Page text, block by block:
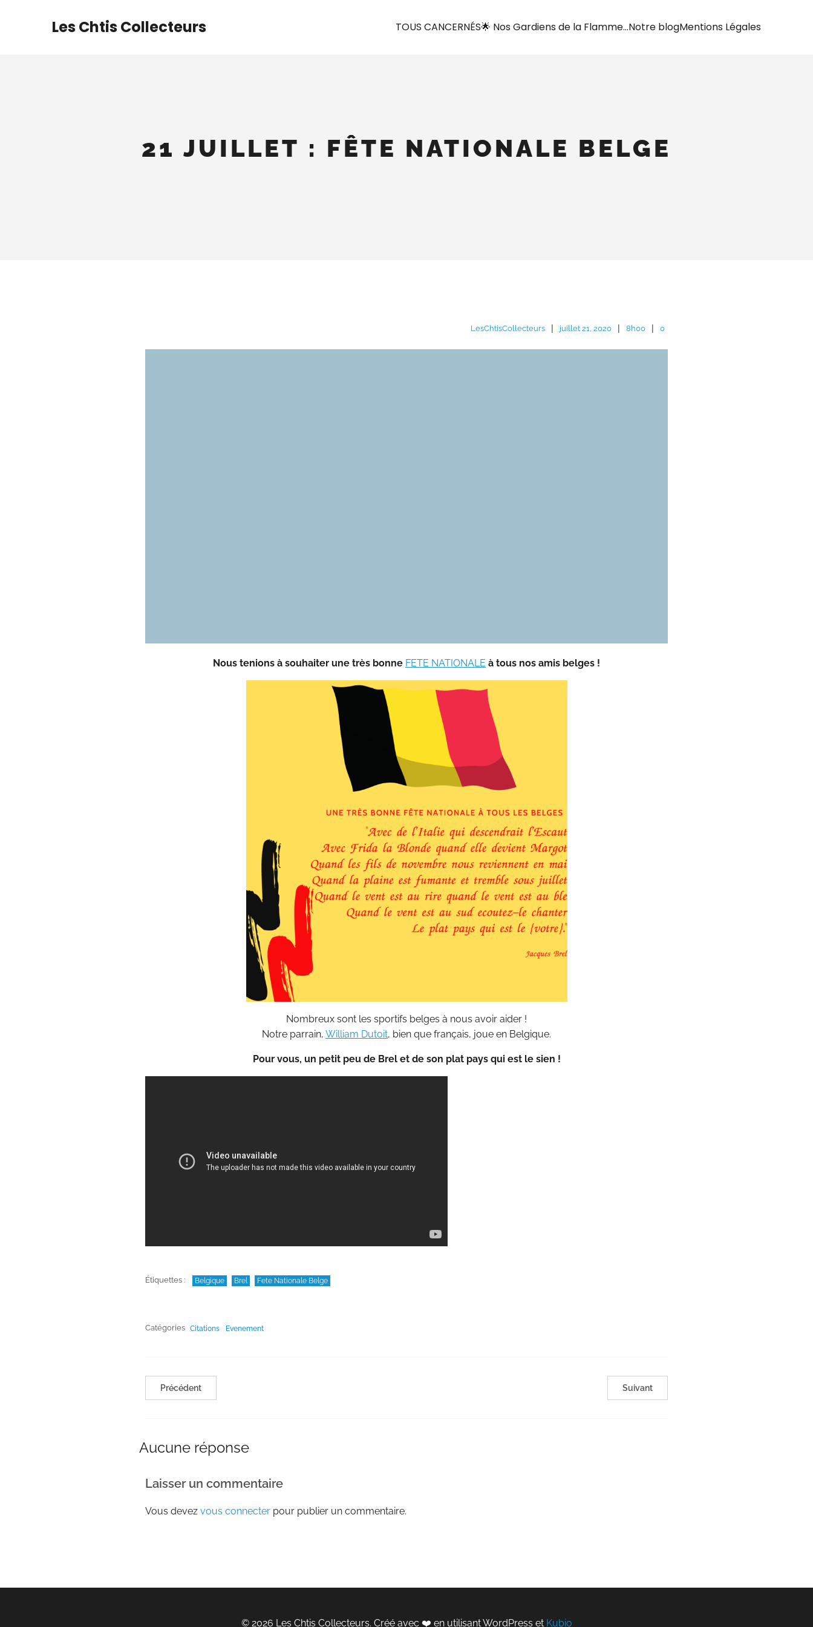
Les Chtis Collecteurs TOUS CANCERNÉS🌟 Nos Gardiens de la Flamme…Notre blogMentions Légales
21 JUILLET : FÊTE NATIONALE BELGE
LesChtisCollecteurs | juillet 21, 2020 | 8h00 | 0
Nous tenions à souhaiter une très bonne FETE NATIONALE à tous nos amis belges !
Nombreux sont les sportifs belges à nous avoir aider !
Notre parrain, William Dutoit, bien que français, joue en Belgique.
Pour vous, un petit peu de Brel et de son plat pays qui est le sien !
Étiquettes : Belgique Brel Fete Nationale Belge
Catégories Citations Evenement
Précédent Suivant
Aucune réponse
Laisser un commentaire
Vous devez vous connecter pour publier un commentaire.
© 2026 Les Chtis Collecteurs. Créé avec ❤️ en utilisant WordPress et Kubio